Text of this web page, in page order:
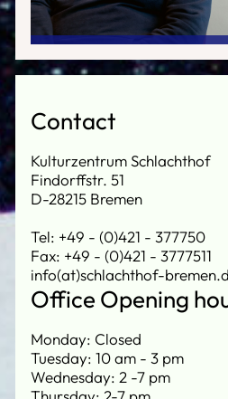
Contact
Kulturzentrum Schlachthof
Findorffstr. 51
D-28215 Bremen
Tel: +49 - (0)421 - 377750
Fax: +49 - (0)421 - 3777511
info(at)schlachthof-
Office Opening
Monday: Closed
Tuesday: 10 am - 3 pm
Wednesday: 2 -7 pm